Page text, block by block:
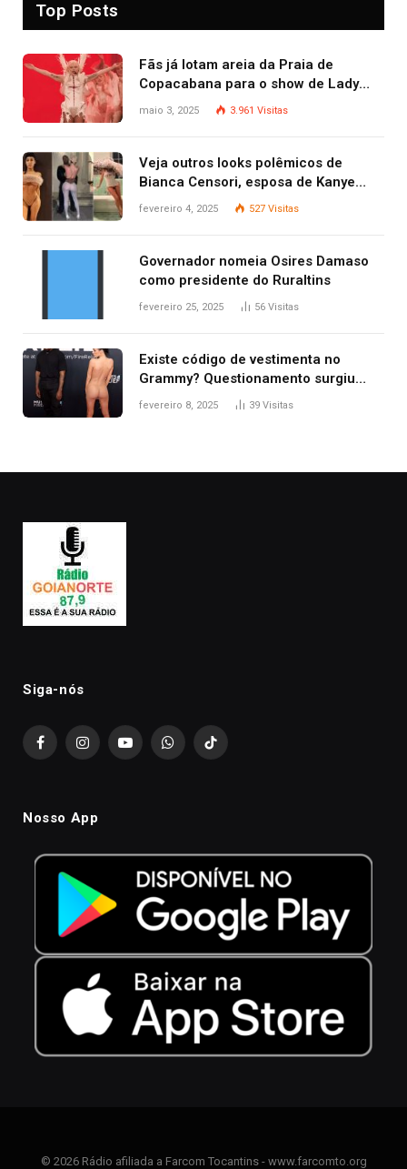
Top Posts
Fãs já lotam areia da Praia de
Copacabana para o show de Lady
Gaga
maio 3, 2025 3.961 Visitas
Veja outros looks polêmicos de
Bianca Censori, esposa de Kanye
West que apareceu nua no Grammy
fevereiro 4, 2025 527 Visitas
Governador nomeia Osires Damaso
como presidente do Ruraltins
fevereiro 25, 2025 56 Visitas
Existe código de vestimenta no
Grammy? Questionamento surgiu
após Bianca Censori, mulher de
fevereiro 8, 2025 39 Visitas
Siga-nós
FacebookInstagramYouTubeWhatsAppTikTok
Nosso App
© 2026 Rádio afiliada a Farcom Tocantins - www.farcomto.org